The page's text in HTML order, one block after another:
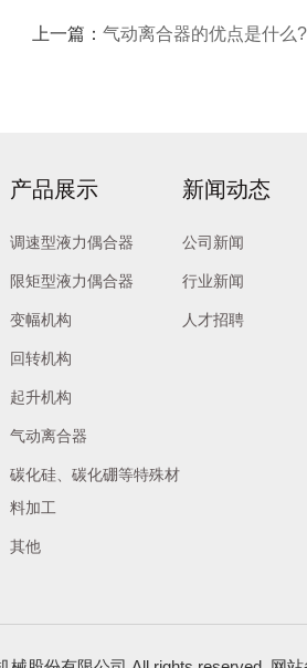
上一篇： 气动离合器的优点是什么?
产品展示
调速型液力偶合器
限矩型液力偶合器
变幅机构
回转机构
起升机构
气动离合器
碳化硅、碳化硼等特殊材
料加工
其他
新闻动态
公司新闻
行业新闻
人才招聘